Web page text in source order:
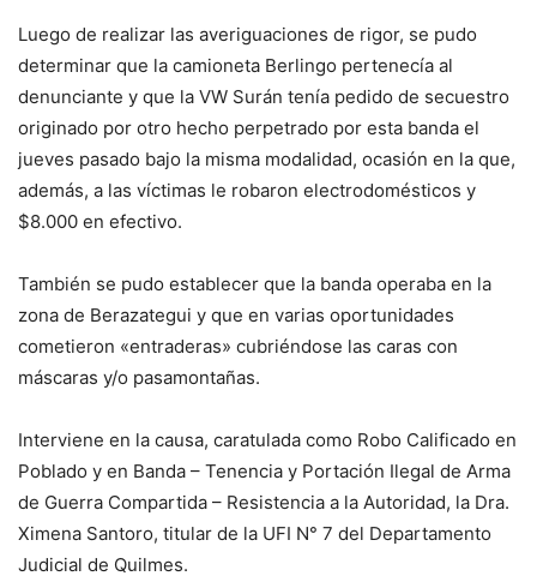
Luego de realizar las averiguaciones de rigor, se pudo
determinar que la camioneta Berlingo pertenecía al
denunciante y que la VW Surán tenía pedido de secuestro
originado por otro hecho perpetrado por esta banda el
jueves pasado bajo la misma modalidad, ocasión en la que,
además, a las víctimas le robaron electrodomésticos y
$8.000 en efectivo.
También se pudo establecer que la banda operaba en la
zona de Berazategui y que en varias oportunidades
cometieron «entraderas» cubriéndose las caras con
máscaras y/o pasamontañas.
Interviene en la causa, caratulada como Robo Calificado en
Poblado y en Banda – Tenencia y Portación Ilegal de Arma
de Guerra Compartida – Resistencia a la Autoridad, la Dra.
Ximena Santoro, titular de la UFI N° 7 del Departamento
Judicial de Quilmes.